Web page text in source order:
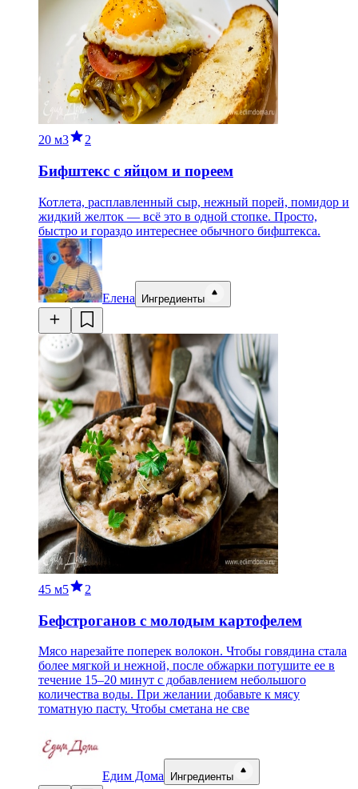
20 м3 2
Бифштекс с яйцом и пореем
Котлета, расплавленный сыр, нежный порей, помидор и
жидкий желток — всё это в одной стопке. Просто,
быстро и гораздо интереснее обычного бифштекса.
Елена Ингредиенты
45 м5 2
Бефстроганов с молодым картофелем
Мясо нарезайте поперек волокон. Чтобы говядина стала
более мягкой и нежной, после обжарки потушите ее в
течение 15–20 минут с добавлением небольшого
количества воды. При желании добавьте к мясу
томатную пасту. Чтобы сметана не све
Едим Дома Ингредиенты